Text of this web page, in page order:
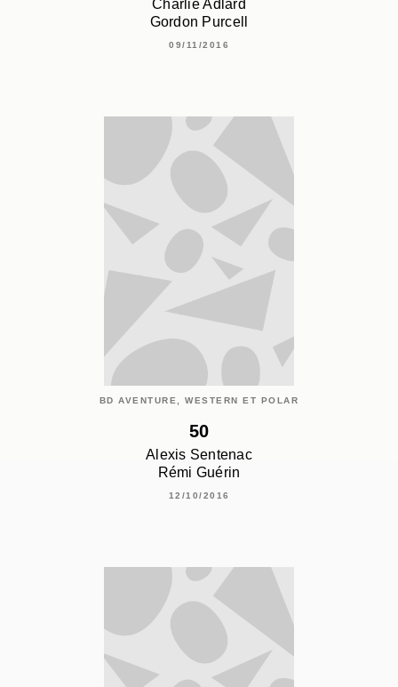
Charlie Adlard
Gordon Purcell
09/11/2016
BD AVENTURE, WESTERN ET POLAR
50
Alexis Sentenac
Rémi Guérin
12/10/2016